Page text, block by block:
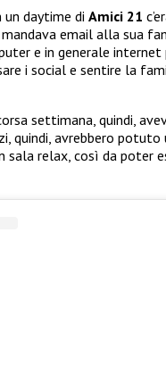
daytime di Amici 21
mandava email alla sua
e in generale
i social e sentire la
settimana, quindi,
quindi, avrebbero
sala relax, così da poter